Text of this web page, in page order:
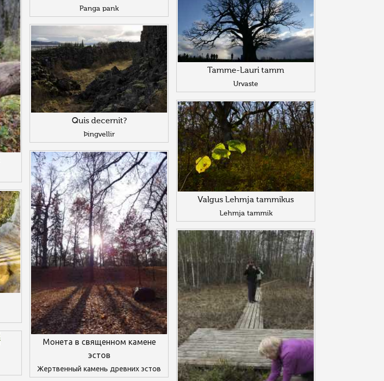
Panga pank
Tamme-Lauri tamm
Urvaste
Quis decernit?
Þingvellir
Valgus Lehmja tammikus
Lehmja tammik
Монета в священном камене
эстов
Жертвенный камень древних эстов